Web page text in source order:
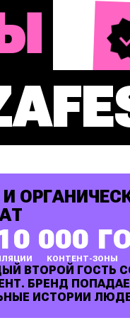
И
000
КОНТЕНТ-ЗОНЫ
ВТОРОЙ ГОСТЬ
БРЕНД
ИСТОРИИ